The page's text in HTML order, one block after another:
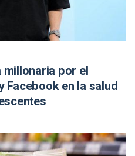
millonaria por el
Facebook en la salud